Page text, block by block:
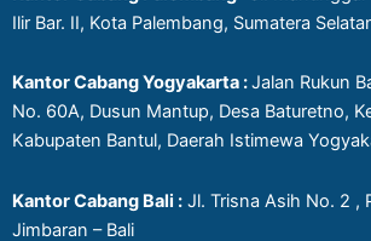
Ilir Bar. II, Kota Palembang, Sumatera
Kantor Cabang Yogyakarta :Jalan Rukun
No. 60A, Dusun Mantup, Desa Baturetno,
Kabupaten Bantul, Daerah Istimewa
Kantor Cabang Bali : Jl. Trisna Asih No. 2 ,
Jimbaran – Bali